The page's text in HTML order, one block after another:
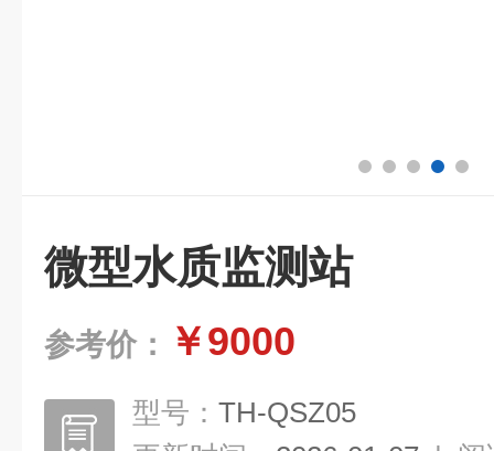
微型水质监测站
参考价： ￥9000
型号： TH-QSZ05